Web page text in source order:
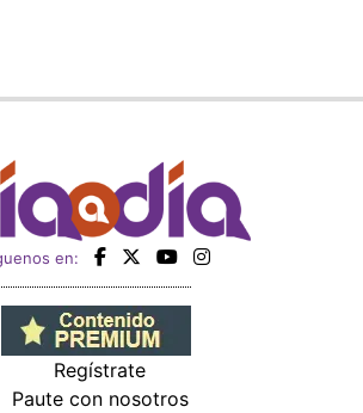
en:
Regístrate
Paute con nosotros